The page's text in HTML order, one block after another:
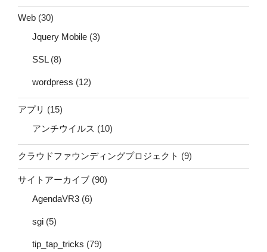
Web (30)
Jquery Mobile (3)
SSL(8)
wordpress (12)
アプリ (15)
アンチウイルス (10)
クラウドファウンディングプロジェクト (9)
サイトアーカイブ (90)
AgendaVR3 (6)
sgi (5)
tip_tap_tricks (79)